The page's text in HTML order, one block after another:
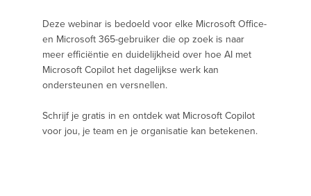
Deze webinar is bedoeld voor elke Microsoft Office-
en Microsoft 365-gebruiker die op zoek is naar
meer efficiëntie en duidelijkheid over hoe AI met
Microsoft Copilot het dagelijkse werk kan
ondersteunen en versnellen.
Schrijf je gratis in en ontdek wat Microsoft Copilot
voor jou, je team en je organisatie kan betekenen.